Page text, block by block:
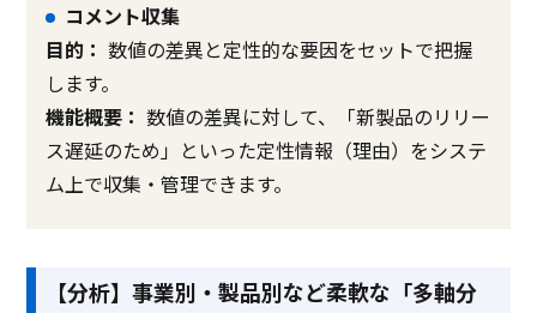
コメント収集
目的： 数値の差異と定性的な要因をセットで把握
します。
機能概要： 数値の差異に対して、「新製品のリリー
ス遅延のため」といった定性情報（理由）をシステ
ム上で収集・管理できます。
【分析】事業別・製品別など柔軟な「多軸分